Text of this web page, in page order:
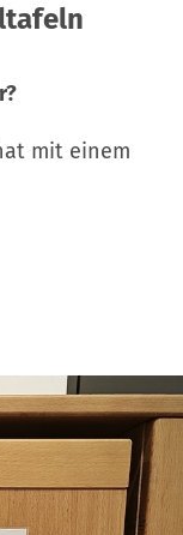
mit einem